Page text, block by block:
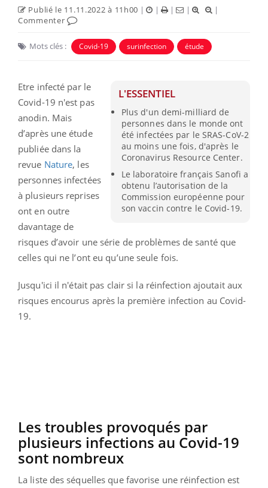
Publié le 11.11.2022 à 11h00 | | | |
|
Commenter
Mots clés : Covid-19 surinfection étude
L'ESSENTIEL
Plus d'un demi-milliard de
personnes dans le monde ont
été infectées par le SRAS-CoV-2
au moins une fois, d'après le
Coronavirus Resource Center.
Le laboratoire français Sanofi a
obtenu l’autorisation de la
Commission européenne pour
son vaccin contre le Covid-19.
Etre infecté par le
Covid-19 n'est pas
anodin. Mais
d’après une étude
publiée dans la
revue Nature, les
personnes infectées
à plusieurs reprises
ont en outre
davantage de
risques d’avoir une série de problèmes de santé que
celles qui ne l’ont eu qu’une seule fois.
Jusqu'ici il n'était pas clair si la réinfection ajoutait aux
risques encourus après la première infection au Covid-
19.
Les troubles provoqués par
plusieurs infections au Covid-19
sont nombreux
La liste des séquelles que favorise une réinfection est